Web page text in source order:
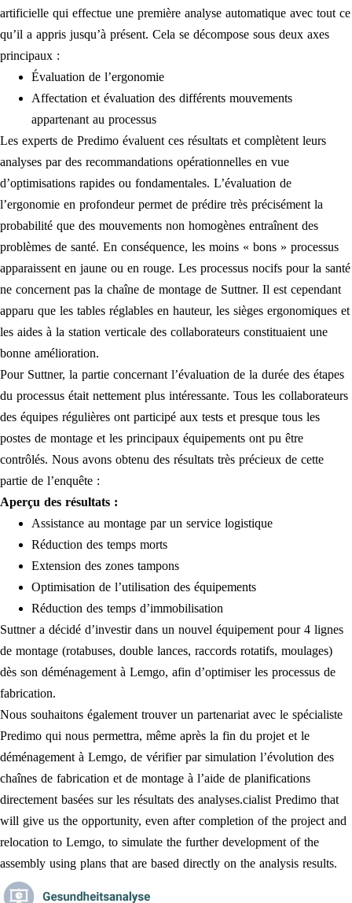
artificielle qui effectue une première analyse automatique avec tout ce
qu’il a appris jusqu’à présent. Cela se décompose sous deux axes
principaux :
Évaluation de l’ergonomie
Affectation et évaluation des différents mouvements
appartenant au processus
Les experts de Predimo évaluent ces résultats et complètent leurs
analyses par des recommandations opérationnelles en vue
d’optimisations rapides ou fondamentales. L’évaluation de
l’ergonomie en profondeur permet de prédire très précisément la
probabilité que des mouvements non homogènes entraînent des
problèmes de santé. En conséquence, les moins « bons » processus
apparaissent en jaune ou en rouge. Les processus nocifs pour la santé
ne concernent pas la chaîne de montage de Suttner. Il est cependant
apparu que les tables réglables en hauteur, les sièges ergonomiques et
les aides à la station verticale des collaborateurs constituaient une
bonne amélioration.
Pour Suttner, la partie concernant l’évaluation de la durée des étapes
du processus était nettement plus intéressante. Tous les collaborateurs
des équipes régulières ont participé aux tests et presque tous les
postes de montage et les principaux équipements ont pu être
contrôlés. Nous avons obtenu des résultats très précieux de cette
partie de l’enquête :
Aperçu des résultats :
Assistance au montage par un service logistique
Réduction des temps morts
Extension des zones tampons
Optimisation de l’utilisation des équipements
Réduction des temps d’immobilisation
Suttner a décidé d’investir dans un nouvel équipement pour 4 lignes
de montage (rotabuses, double lances, raccords rotatifs, moulages)
dès son déménagement à Lemgo, afin d’optimiser les processus de
fabrication.
Nous souhaitons également trouver un partenariat avec le spécialiste
Predimo qui nous permettra, même après la fin du projet et le
déménagement à Lemgo, de vérifier par simulation l’évolution des
chaînes de fabrication et de montage à l’aide de planifications
directement basées sur les résultats des analyses.cialist Predimo that
will give us the opportunity, even after completion of the project and
relocation to Lemgo, to simulate the further development of the
assembly using plans that are based directly on the analysis results.